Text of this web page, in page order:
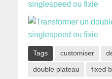
Tags customiser
double plateau fixed